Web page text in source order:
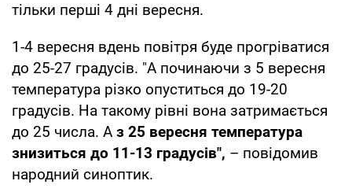
тільки перші 4 дні вересня.
1-4 вересня вдень повітря буде прогріватися
до 25-27 градусів. "А починаючи з 5 вересня
температура різко опуститься до 19-20
градусів. На такому рівні вона затримається
до 25 числа. А з 25 вересня температура
знизиться до 11-13 градусів", – повідомив
народний синоптик.